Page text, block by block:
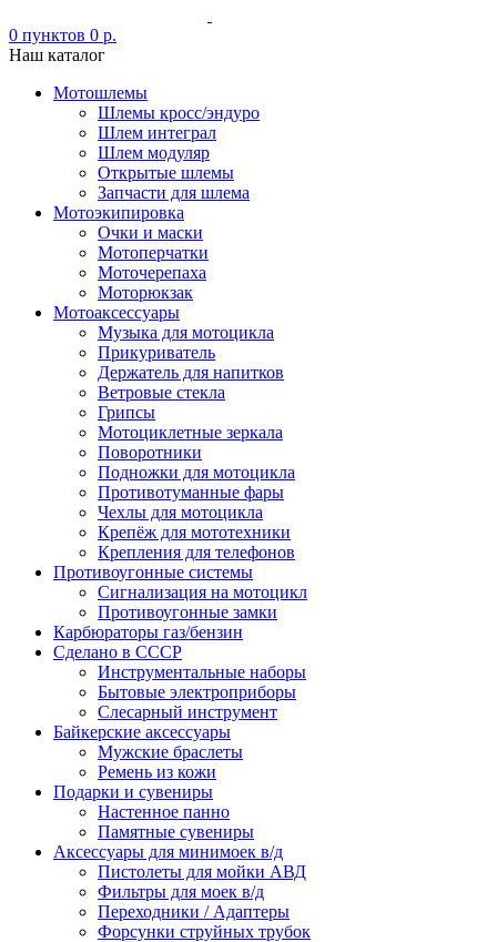
0 пунктов 0 р.
Наш каталог
Мотошлемы
Шлемы кросс/эндуро
Шлем интеграл
Шлем модуляр
Открытые шлемы
Запчасти для шлема
Мотоэкипировка
Очки и маски
Мотоперчатки
Моточерепаха
Моторюкзак
Мотоаксессуары
Музыка для мотоцикла
Прикуриватель
Держатель для напитков
Ветровые стекла
Грипсы
Мотоциклетные зеркала
Поворотники
Подножки для мотоцикла
Противотуманные фары
Чехлы для мотоцикла
Крепёж для мототехники
Крепления для телефонов
Противоугонные системы
Сигнализация на мотоцикл
Противоугонные замки
Карбюраторы газ/бензин
Сделано в СССР
Инструментальные наборы
Бытовые электроприборы
Слесарный инструмент
Байкерские аксессуары
Мужские браслеты
Ремень из кожи
Подарки и сувениры
Настенное панно
Памятные сувениры
Аксессуары для минимоек в/д
Пистолеты для мойки АВД
Фильтры для моек в/д
Переходники / Адаптеры
Форсунки струйных трубок